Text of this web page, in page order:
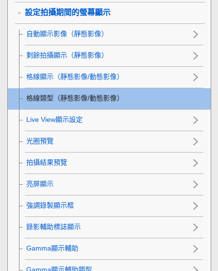
設定拍攝期間的螢幕顯示
自動顯示影像 （靜態影像）
剩餘拍攝顯示 （靜態影像）
格線顯示 （靜態影像/動態影像）
格線類型 （靜態影像/動態影像）
Live View顯示設定
光圈預覽
拍攝結果預覽
亮屏顯示
強調錄製顯示框
錄影輔助標誌顯示
Gamma顯示輔助
Gamma顯示輔助類型